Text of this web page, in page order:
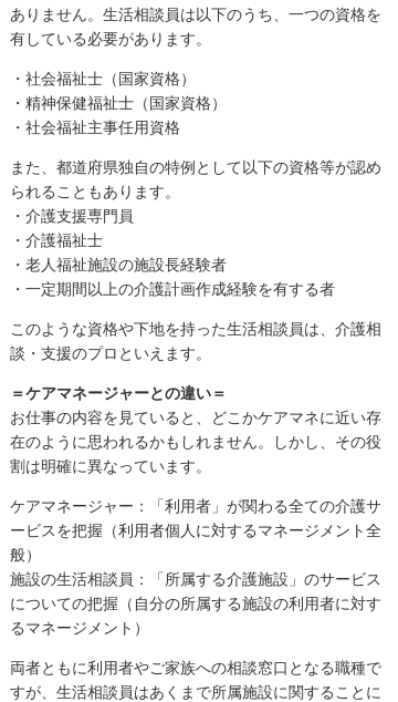
ありません。生活相談員は以下のうち、一つの資格を
有している必要があります。
・社会福祉士（国家資格）
・精神保健福祉士（国家資格）
・社会福祉主事任用資格
また、都道府県独自の特例として以下の資格等が認め
られることもあります。
・介護支援専門員
・介護福祉士
・老人福祉施設の施設長経験者
・一定期間以上の介護計画作成経験を有する者
このような資格や下地を持った生活相談員は、介護相
談・支援のプロといえます。
＝ケアマネージャーとの違い＝
お仕事の内容を見ていると、どこかケアマネに近い存
在のように思われるかもしれません。しかし、その役
割は明確に異なっています。
ケアマネージャー：「利用者」が関わる全ての介護サ
ービスを把握（利用者個人に対するマネージメント全
般）
施設の生活相談員：「所属する介護施設」のサービス
についての把握（自分の所属する施設の利用者に対す
るマネージメント）
両者ともに利用者やご家族への相談窓口となる職種で
すが、生活相談員はあくまで所属施設に関することに